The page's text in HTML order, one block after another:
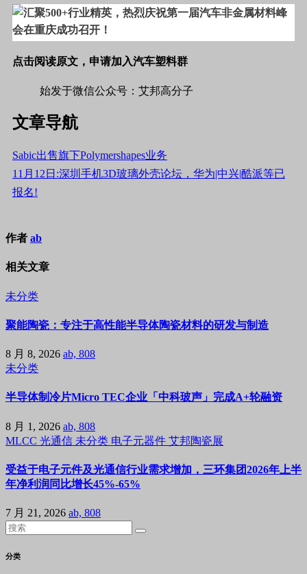
点击阅读原文，申请加入汽车塑料群
始发于微信公众号：艾邦高分子
文章导航
Sabic出售旗下Polymershapes业务
11月12日:深圳手机3D玻璃外壳论坛，华为|中兴|酷派等已
报名!
作者 ab
相关文章
未分类
聚能陶瓷：专注于高性能半导体陶瓷材料的研发与制造
8 月 8, 2026 ab, 808
未分类
半导体制冷片Micro TEC企业「中科玻声」完成A+轮融资
8 月 1, 2026 ab, 808
MLCC 光通信 未分类 电子元器件 艾邦陶瓷展
受益于电子元件及光通信行业需求增加，三环集团2026年上半
年净利润同比增长45%-65%
7 月 21, 2026 ab, 808
分类